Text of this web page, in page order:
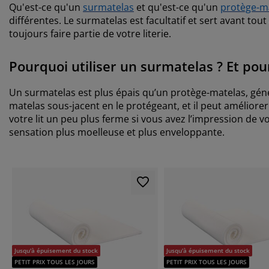
Qu'est-ce qu'un surmatelas et qu'est-ce qu'un protège-
différentes. Le surmatelas est facultatif et sert avant
toujours faire partie de votre literie.
Pourquoi utiliser un surmatelas ? Et
Un surmatelas est plus épais qu’un protège-matelas,
matelas sous-jacent en le protégeant, et il peut
votre lit un peu plus ferme si vous avez l’impression de
sensation plus moelleuse et plus enveloppante.
Jusqu'à épuisement du stock
PETIT PRIX TOUS LES JOURS
Jusqu'à épuisement du stock
PETIT PRIX TOUS LES JOURS